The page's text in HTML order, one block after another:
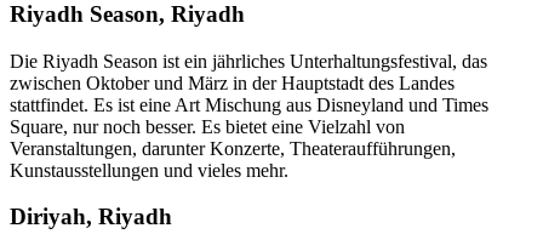
Riyadh Season, Riyadh
Die Riyadh Season ist ein jährliches Unterhaltungsfestival, das
zwischen Oktober und März in der Hauptstadt des Landes
stattfindet. Es ist eine Art Mischung aus Disneyland und Times
Square, nur noch besser. Es bietet eine Vielzahl von
Veranstaltungen, darunter Konzerte, Theateraufführungen,
Kunstausstellungen und vieles mehr.
Diriyah, Riyadh